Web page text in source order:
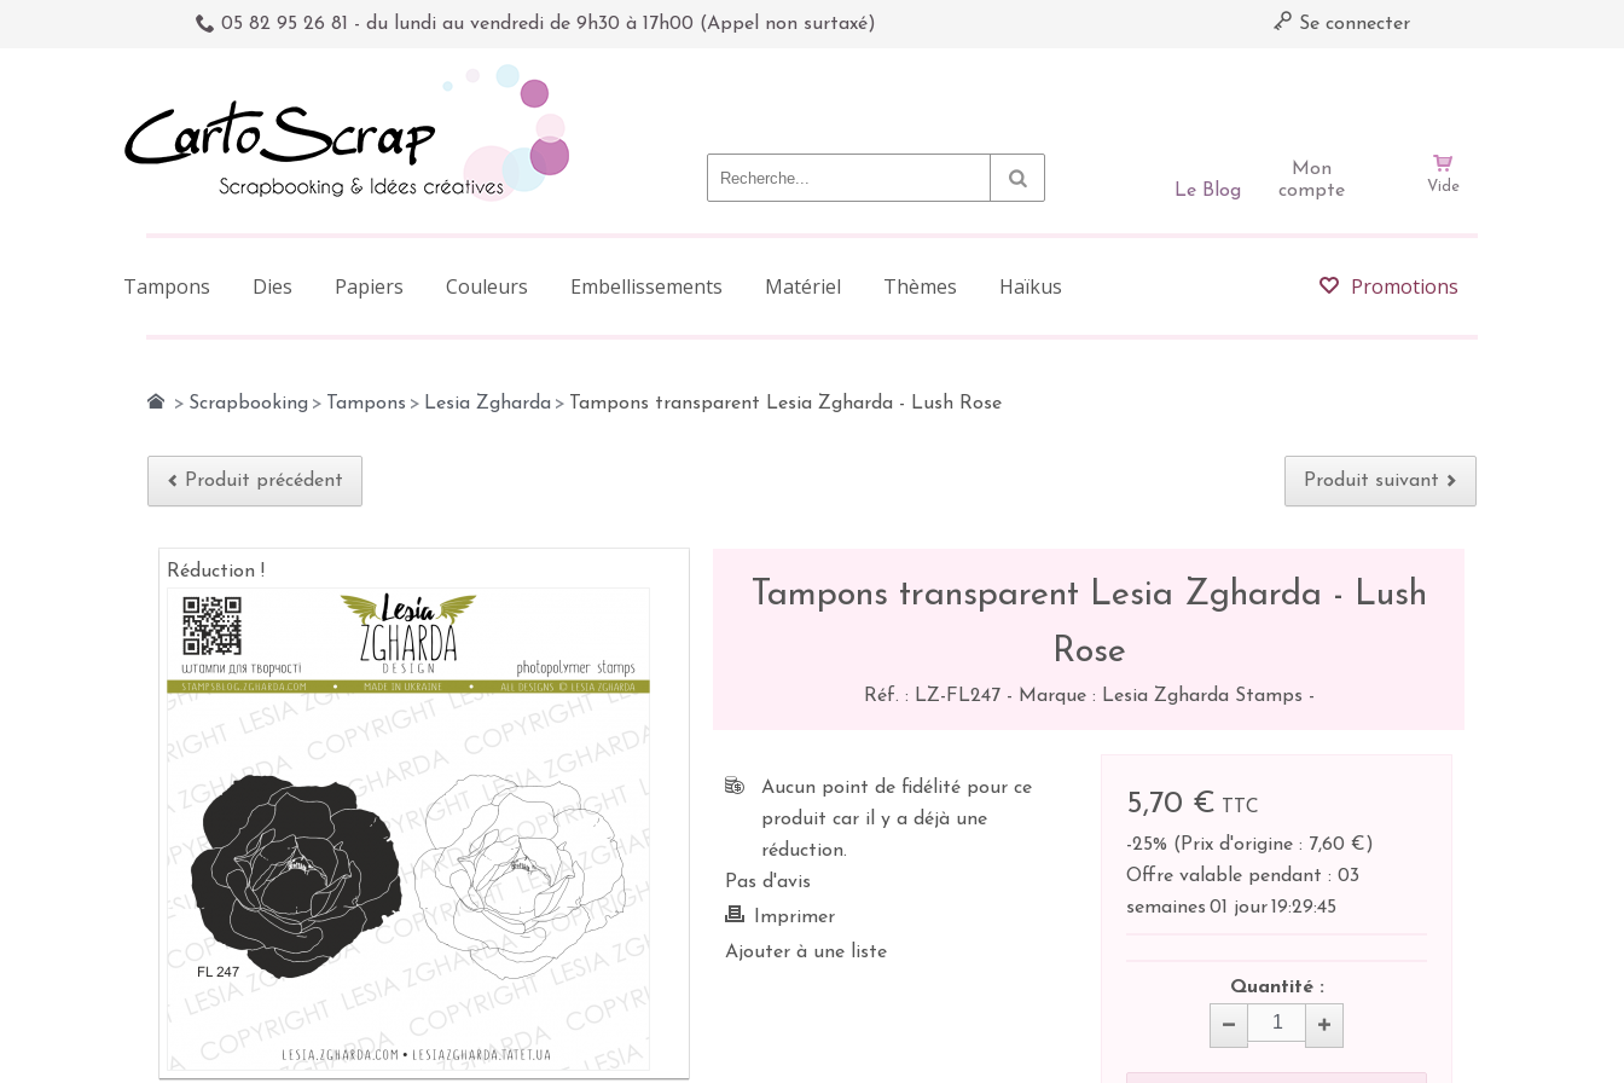
05 82 95 26 81 - du lundi au vendredi de 9h30 à 17h00 (Appel non surtaxé) Se connecter
Mon
compte
Le Blog Vide
Tampons Dies Papiers Couleurs Embellissements Matériel Thèmes Promotions
Haïkus
> Scrapbooking > Tampons > Lesia Zgharda > Tampons transparent Lesia Zgharda - Lush Rose
Produit précédent Produit suivant
Réduction !
Tampons transparent Lesia Zgharda - Lush
Rose
Réf. : LZ-FL247- Marque : Lesia Zgharda Stamps -
Aucun point de fidélité pour ce
produit car il y a déjà une
réduction.
Pas d'avis
Imprimer
Ajouter à une liste
5,70 €
TTC
-25% ( Prix d'origine : 7,60 €)
Offre valable pendant : 03
semaines 01 jour 19:29:44
Quantité :